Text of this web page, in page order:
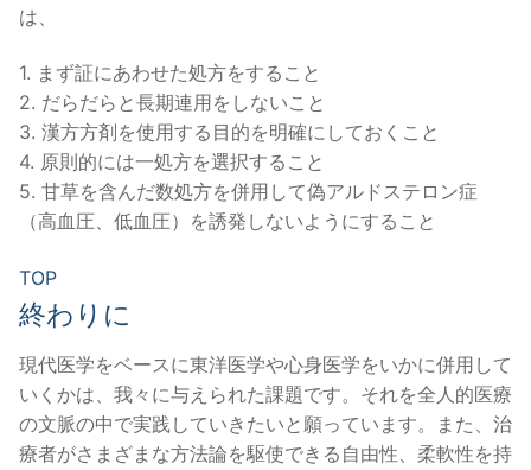
は、
1. まず証にあわせた処方をすること
2. だらだらと長期連用をしないこと
3. 漢方方剤を使用する目的を明確にしておくこと
4. 原則的には一処方を選択すること
5. 甘草を含んだ数処方を併用して偽アルドステロン症
（高血圧、低血圧）を誘発しないようにすること
TOP
終わりに
現代医学をベースに東洋医学や心身医学をいかに併用して
いくかは、我々に与えられた課題です。それを全人的医療
の文脈の中で実践していきたいと願っています。また、治
療者がさまざまな方法論を駆使できる自由性、柔軟性を持